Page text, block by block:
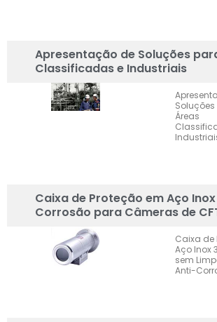
Apresentação de Soluções
Classificadas e Industriais
Áreas
Caixa de Proteção em Aço
Corrosão para Câmeras de
Caixa de
Aço Inox
sem
Anti-